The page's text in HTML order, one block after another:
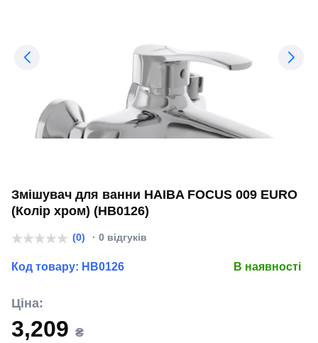
Змішувач для ванни HAIBA FOCUS 009 EURO
(Колір хром) (HB0126)
(0) · 0 відгуків
Код товару: HB0126 В наявності
Ціна:
3,209 ₴